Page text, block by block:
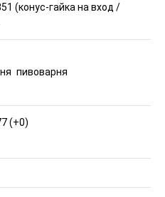
(конус-гайка на вход /
(+0)
пивоварня